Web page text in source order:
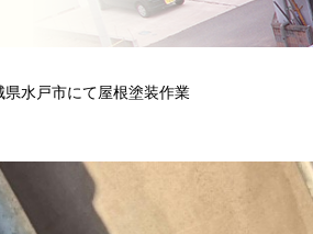
県水戸市にて屋根塗装作業